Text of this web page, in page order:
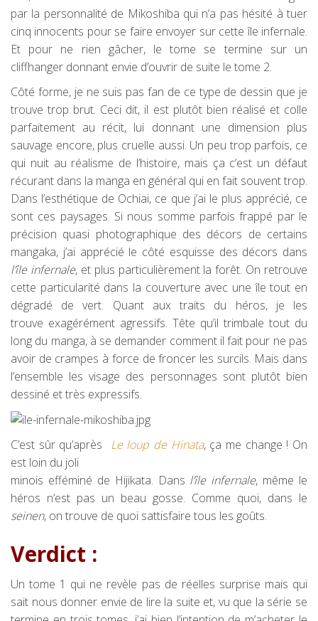
par la personnalité de Mikoshiba qui n’a pas hésité à tuer
cinq innocents pour se faire envoyer sur cette île infernale.
Et pour ne rien gâcher, le tome se termine sur un
cliffhanger donnant envie d’ouvrir de suite le tome 2.
Côté forme, je ne suis pas fan de ce type de dessin que je
trouve trop brut. Ceci dit, il est plutôt bien réalisé et colle
parfaitement au récit, lui donnant une dimension plus
sauvage encore, plus cruelle aussi. Un peu trop parfois, ce
qui nuit au réalisme de l’histoire, mais ça c’est un défaut
récurant dans la manga en général qui en fait souvent trop.
Dans l’esthétique de Ochiai, ce que j’ai le plus apprécié, ce
sont ces paysages. Si nous somme parfois frappé par le
précision quasi photographique des décors de certains
mangaka, j’ai apprécié le côté esquisse des décors dans
l’île infernale, et plus particulièrement la forêt. On retrouve
cette particularité dans la couverture avec une île tout en
dégradé de vert. Quant aux traits du héros, je les
trouve exagérément agressifs. Tête qu’il trimbale tout du
long du manga, à se demander comment il fait pour ne pas
avoir de crampes à force de froncer les surcils. Mais dans
l’ensemble les visage des personnages sont plutôt bien
dessiné et très expressifs.
C’est sûr qu’après Le loup de Hinata, ça me change ! On
est loin du joli
minois efféminé de Hijikata. Dans l’île infernale, même le
héros n’est pas un beau gosse. Comme quoi, dans le
seinen, on trouve de quoi sattisfaire tous les goûts.
Verdict :
Un tome 1 qui ne revèle pas de réelles surprise mais qui
sait nous donner envie de lire la suite et, vu que la série se